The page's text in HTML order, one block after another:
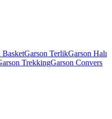
BasketGarson TerlikGarson Halı
TrekkingGarson Convers